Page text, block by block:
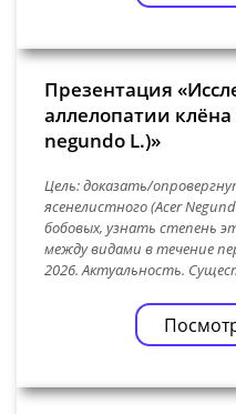
Презентация
аллелопатии клëна
negundo L.)»
Цель: доказать/
ясенелистного (Acer
бобовых, узнать степень
между видами в течение
2026. Актуальность.